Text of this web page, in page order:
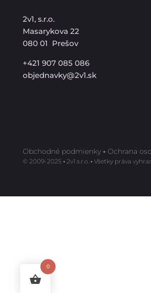
2v1, s.r.o.
Masarykova 22
080 01 Prešov
+421 907 085 086
objednavky@2v1.sk
Obchodné podmienky • Ochrana
©️ 2009-2025 •2v1 s.r.o. •Všetky práva
0